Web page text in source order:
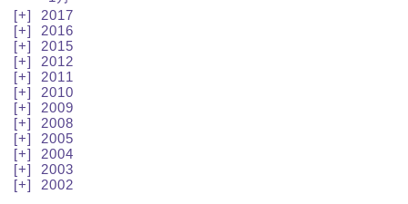
2017
2016
2015
2012
2011
2010
2009
2008
2005
2004
2003
2002